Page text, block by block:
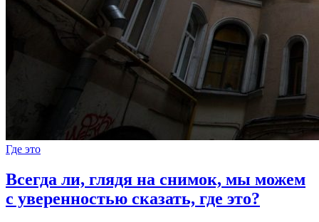
Где это
Всегда ли, глядя на снимок, мы можем
с уверенностью сказать, где это?